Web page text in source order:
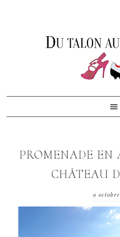
PROMENADE
CHÂTEAU
9